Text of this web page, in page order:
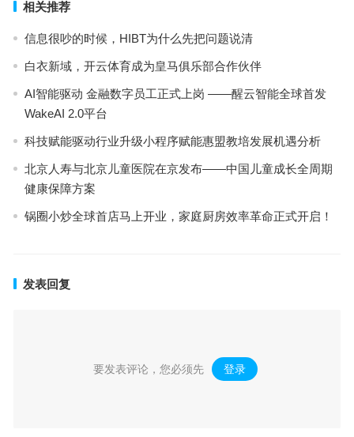
相关推荐
信息很吵的时候，HIBT为什么先把问题说清
白衣新域，开云体育成为皇马俱乐部合作伙伴
AI智能驱动 金融数字员工正式上岗 ——醒云智能全球首发
WakeAI 2.0平台
科技赋能驱动行业升级小程序赋能惠盟教培发展机遇分析
北京人寿与北京儿童医院在京发布——中国儿童成长全周期
健康保障方案
锅圈小炒全球首店马上开业，家庭厨房效率革命正式开启！
发表回复
要发表评论，您必须先 登录 。